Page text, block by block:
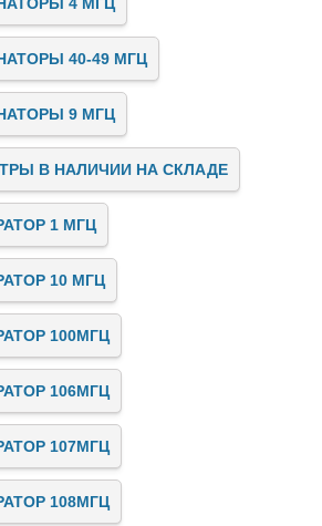
40-49 МГЦ
9 МГЦ
В НАЛИЧИИ НА СКЛАДЕ
1 МГЦ
10 МГЦ
100МГЦ
106МГЦ
107МГЦ
108МГЦ